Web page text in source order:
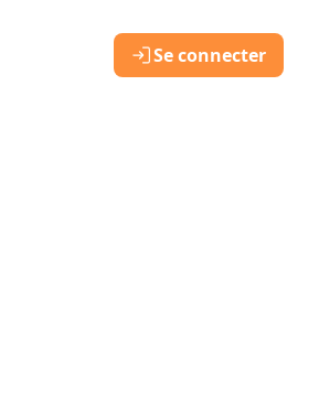
Se connecter